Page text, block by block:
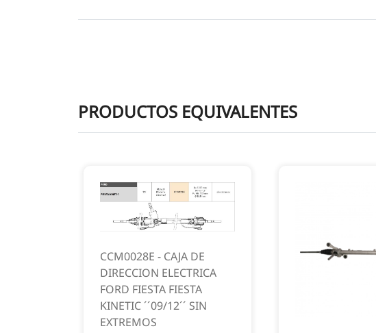
PRODUCTOS EQUIVALENTES
CCM0028E - CAJA DE
DIRECCION ELECTRICA
FORD FIESTA FIESTA
KINETIC ´´09/12´´ SIN
EXTREMOS